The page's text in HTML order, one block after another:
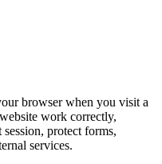
browser when you visit a
work correctly,
protect forms,
services.